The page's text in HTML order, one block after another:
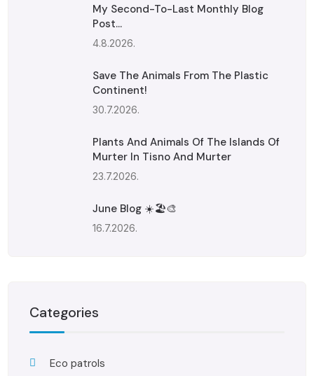
My Second-To-Last Monthly Blog
Post...
4.8.2026.
Save The Animals From The Plastic
Continent!
30.7.2026.
Plants And Animals Of The Islands Of
Murter In Tisno And Murter
23.7.2026.
June Blog ☀️🏖️🎨
16.7.2026.
Categories
Eco patrols